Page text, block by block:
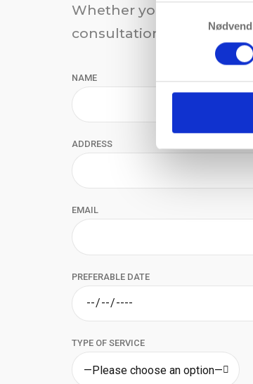
Whether you have
consultation, our experts
NAME
ADDRESS
EMAIL
PREFERABLE DATE
TYPE OF SERVICE
—Please choose an option—